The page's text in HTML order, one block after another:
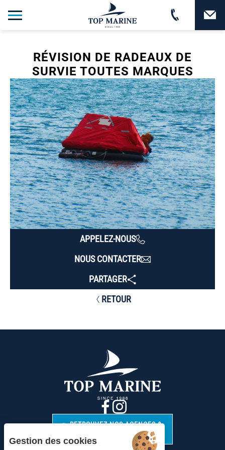
RÉVISION DE RADEAUX DE
SURVIE TOUTES MARQUES
RETOUR
APPELEZ-NOUS
NOUS CONTACTER
PARTAGER
RETROUVEZ NOS AGENCES &
Gestion des cookies